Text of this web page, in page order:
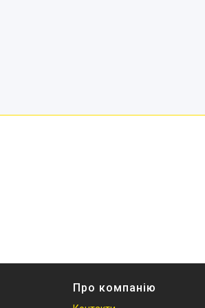
Про компанію